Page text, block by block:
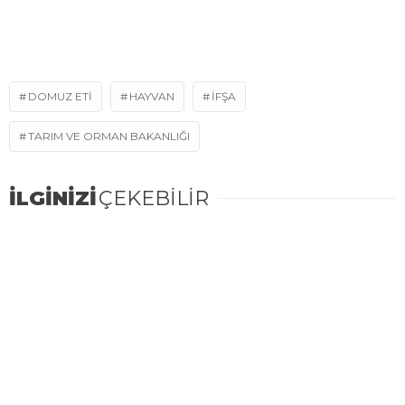
DOMUZ ETI HAYVAN IFŞA
TARIM VE ORMAN BAKANLIĞI
İLGİNİZİÇEKEBİLİR